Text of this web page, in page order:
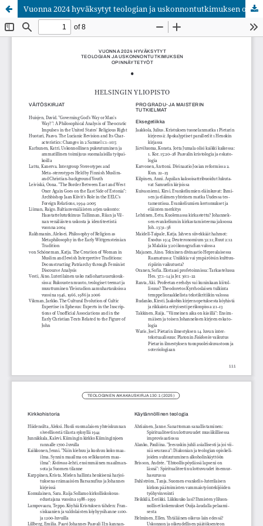
Vuonna 2024 hyväksytyt teologian ja uskonnontutkimuksen opinnäytetyöt
Palvelua ylläpitääTieteellisten seurain valtuuskunta